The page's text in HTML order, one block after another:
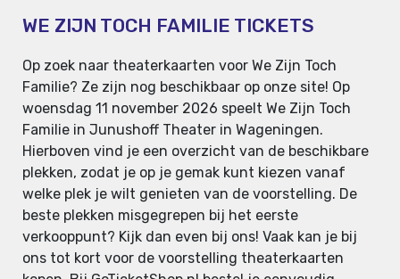
WE ZIJN TOCH FAMILIE TICKETS
Op zoek naar theaterkaarten voor We Zijn Toch
Familie? Ze zijn nog beschikbaar op onze site! Op
woensdag 11 november 2026 speelt We Zijn Toch
Familie in Junushoff Theater in Wageningen.
Hierboven vind je een overzicht van de beschikbare
plekken, zodat je op je gemak kunt kiezen vanaf
welke plek je wilt genieten van de voorstelling. De
beste plekken misgegrepen bij het eerste
verkooppunt? Kijk dan even bij ons! Vaak kan je bij
ons tot kort voor de voorstelling theaterkaarten